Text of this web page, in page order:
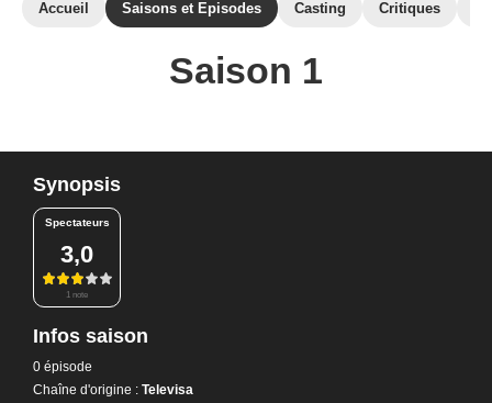
Accueil Saisons et Episodes Casting Critiques
Saison 1
Synopsis
Spectateurs
3,0
1 note
Infos saison
0 épisode
Chaîne d'origine : Televisa